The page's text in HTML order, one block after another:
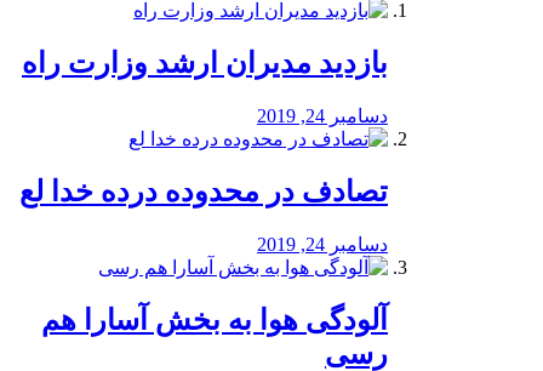
بازدید مدیران ارشد وزارت راه
دسامبر 24, 2019
تصادف در محدوده درده خدا لع
دسامبر 24, 2019
آلودگی هوا به بخش آسارا هم
رسی